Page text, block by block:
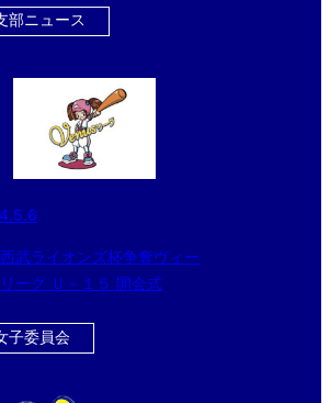
部ニュース
武ライオンズ杯争奪ヴィー
ーグ Ｕ－１５ 開会式
子委員会